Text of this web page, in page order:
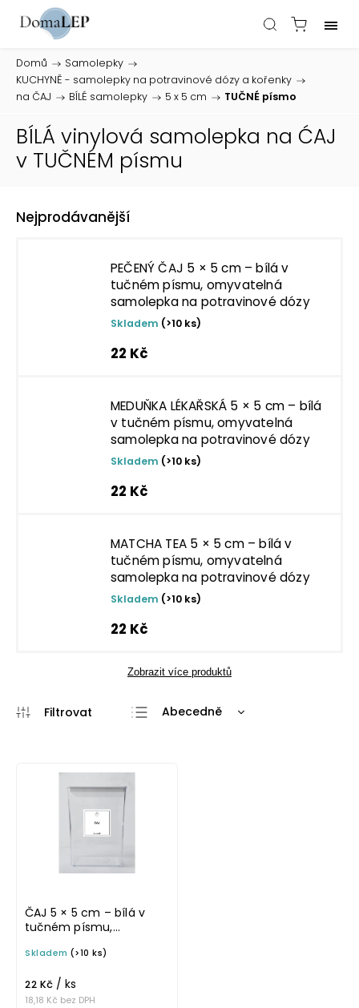
Domů / Samolepky /
KUCHYNĚ - samolepky na potravinové dózy a kořenky /
na ČAJ / BÍLÉ samolepky / 5 x 5 cm / TUČNÉ písmo
BÍLÁ vinylová samolepka na ĆAJ
v TUČNÉM písmu
Nejprodávanější
PEČENÝ ČAJ 5 × 5 cm – bílá v
tučném písmu, omyvatelná
samolepka na potravinové dózy
Skladem (>10 ks)
22 Kč
MEDUŇKA LÉKAŘSKÁ 5 × 5 cm – bílá
v tučném písmu, omyvatelná
samolepka na potravinové dózy
Skladem (>10 ks)
22 Kč
MATCHA TEA 5 × 5 cm – bílá v
tučném písmu, omyvatelná
samolepka na potravinové dózy
Skladem (>10 ks)
22 Kč
Zobrazit více produktů
Abecedně
ČAJ 5 × 5 cm – bílá v
tučném písmu,
na potravinové dózy
Skladem (>10 ks)
18,18 Kč bez DPH
22 Kč / ks